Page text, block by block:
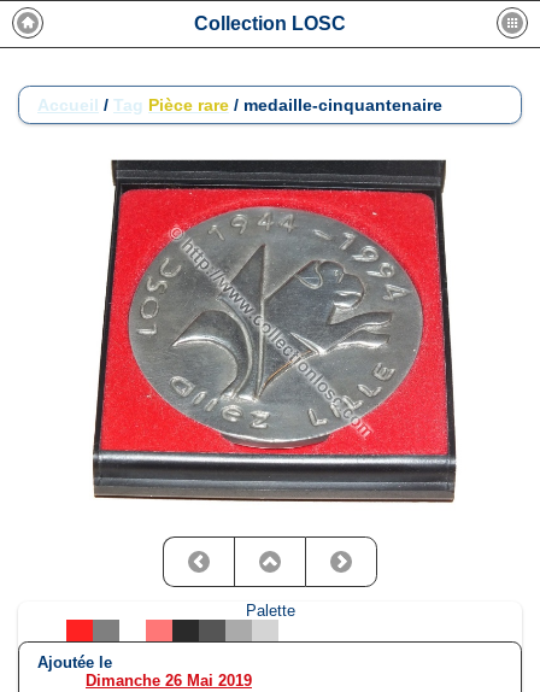
Collection LOSC
Accueil / Tag Pièce rare / medaille-cinquantenaire
Palette
Ajoutée le
Dimanche 26 Mai 2019